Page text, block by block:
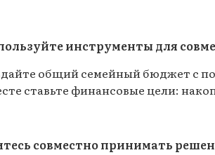
инструменты для
общий семейный бюджет с
ставьте финансовые цели:
совместно принимать